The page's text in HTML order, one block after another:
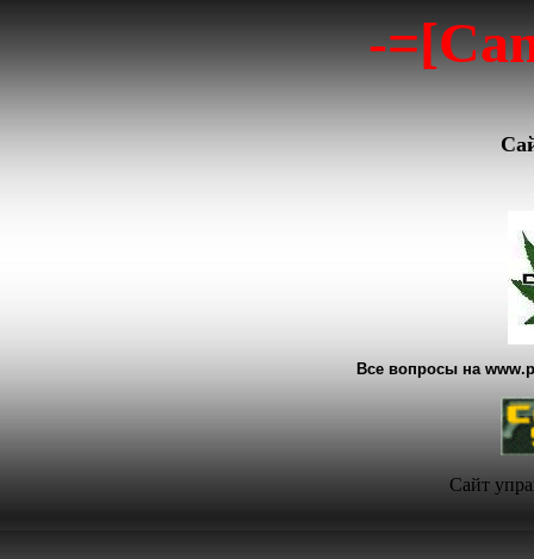
-
Все вопросы на
Сайт